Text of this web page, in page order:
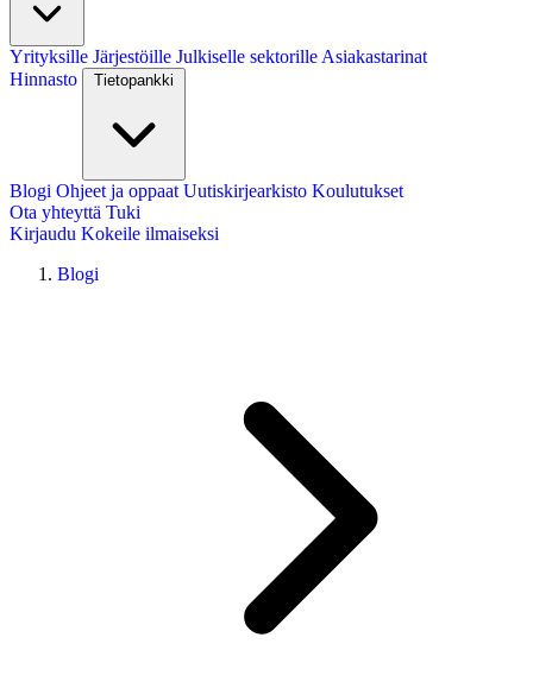
Yrityksille Järjestöille Julkiselle sektorille Asiakastarinat
Hinnasto
Tietopankki
Blogi Ohjeet ja oppaat Uutiskirjearkisto Koulutukset
Ota yhteyttä Tuki
Kirjaudu Kokeile ilmaiseksi
Blogi